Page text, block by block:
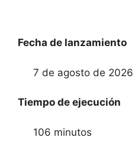
Fecha de lanzamiento
7 de agosto de 2026
Tiempo de ejecución
106 minutos